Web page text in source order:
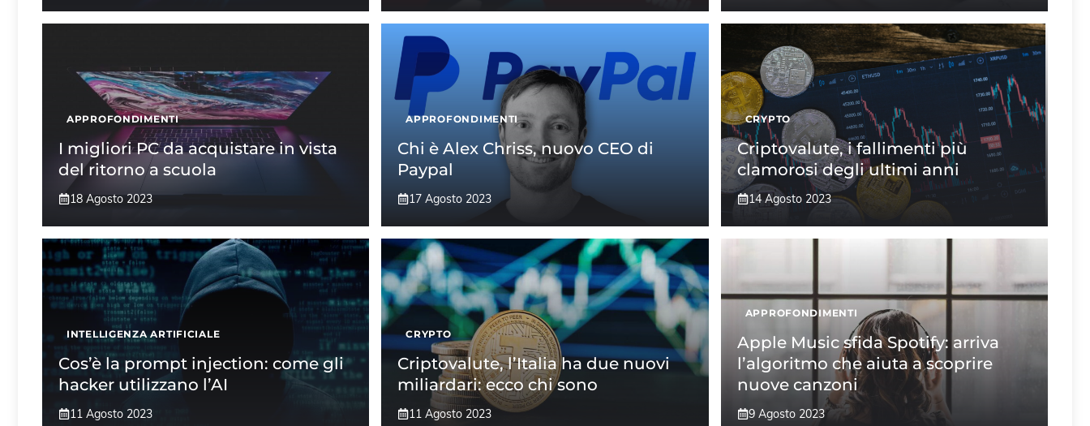
APPROFONDIMENTI
I migliori PC da acquistare in vista
del ritorno a scuola
18 Agosto 2023
APPROFONDIMENTI
Chi è Alex Chriss, nuovo CEO di
Paypal
17 Agosto 2023
CRYPTO
Criptovalute, i fallimenti più
clamorosi degli ultimi anni
14 Agosto 2023
INTELLIGENZA ARTIFICIALE
Cos’è la prompt injection: come gli
hacker utilizzano l’AI
11 Agosto 2023
CRYPTO
Criptovalute, l’Italia ha due nuovi
miliardari: ecco chi sono
11 Agosto 2023
APPROFONDIMENTI
Apple Music sfida Spotify: arriva
l’algoritmo che aiuta a scoprire
nuove canzoni
9 Agosto 2023